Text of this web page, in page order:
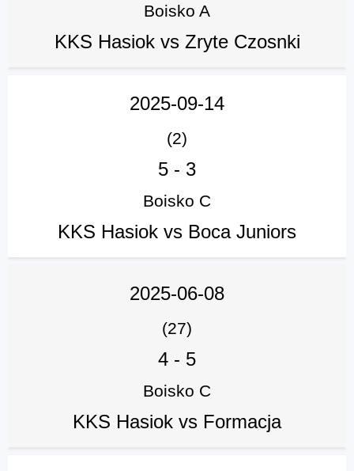
Boisko A
KKS Hasiok vs Zryte Czosnki
2025-09-14
(2)
5 - 3
Boisko C
KKS Hasiok vs Boca Juniors
2025-06-08
(27)
4 - 5
Boisko C
KKS Hasiok vs Formacja